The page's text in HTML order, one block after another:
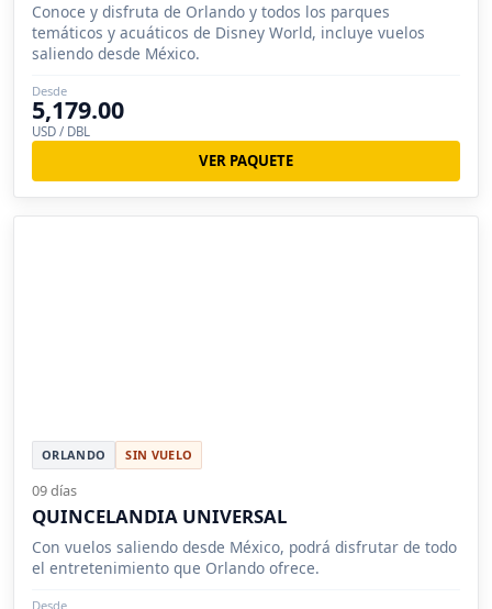
Conoce y disfruta de Orlando y todos los parques
temáticos y acuáticos de Disney World, incluye vuelos
saliendo desde México.
Desde
5,179.00
USD / DBL
VER PAQUETE
ORLANDO SIN VUELO
09 días
QUINCELANDIA UNIVERSAL
Con vuelos saliendo desde México, podrá disfrutar de todo
el entretenimiento que Orlando ofrece.
Desde